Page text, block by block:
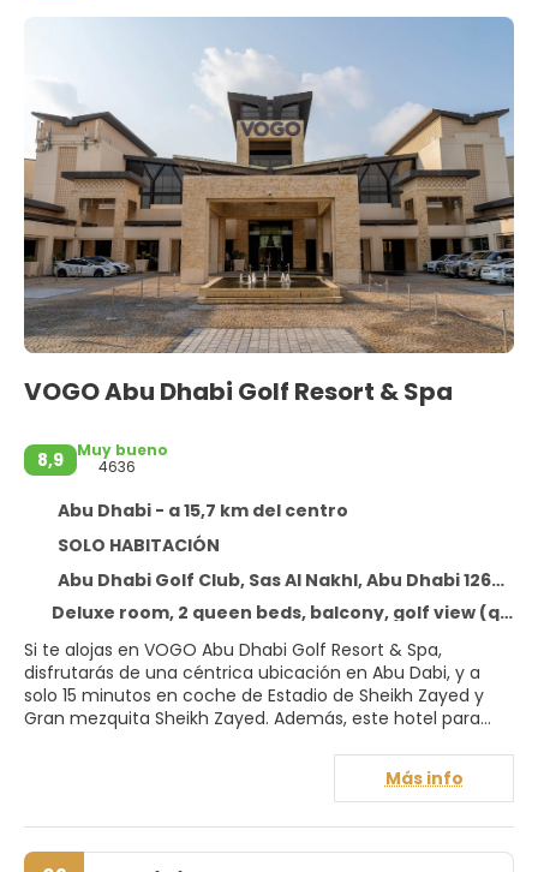
VOGO Abu Dhabi Golf Resort & Spa
8,9
Muy bueno
4636
Abu Dhabi - a 15,7 km del centro
SOLO HABITACIÓN
Abu Dhabi Golf Club, Sas Al Nakhl, Abu Dhabi 126797
Deluxe room, 2 queen beds, balcony, golf view (queenbed)
Si te alojas en VOGO Abu Dhabi Golf Resort & Spa,
disfrutarás de una céntrica ubicación en Abu Dabi, y a
solo 15 minutos en coche de Estadio de Sheikh Zayed y
Gran mezquita Sheikh Zayed. Además, este hotel para
Dhabi y a 13,6 km de Abu Dhabi National Exhibition Centre.
Para un relax sin igual, nada como una visita al spa, que
ofrece masajes y tratamientos faciales. Después de
mejorar tu swing en el campo de golf, nada como un
Más info